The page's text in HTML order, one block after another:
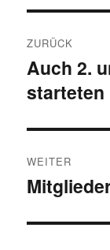
ZURÜCK
Vorheriger
Beitrag:
Auch 2.
starteten
WEITER
Nächster